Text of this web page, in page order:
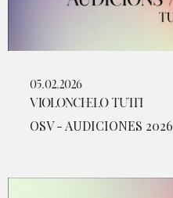
05.02.2026
VIOLONCHELO TUTTI
OSV - AUDICIONES 2026